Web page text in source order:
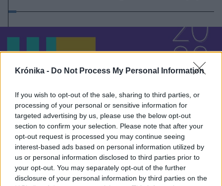
Krónika - Do Not Process My Personal Information
If you wish to opt-out of the sale, sharing to third parties, or
processing of your personal or sensitive information for
targeted advertising by us, please use the below opt-out
section to confirm your selection. Please note that after your
opt-out request is processed you may continue seeing
interest-based ads based on personal information utilized by
us or personal information disclosed to third parties prior to
your opt-out. You may separately opt-out of the further
disclosure of your personal information by third parties on the